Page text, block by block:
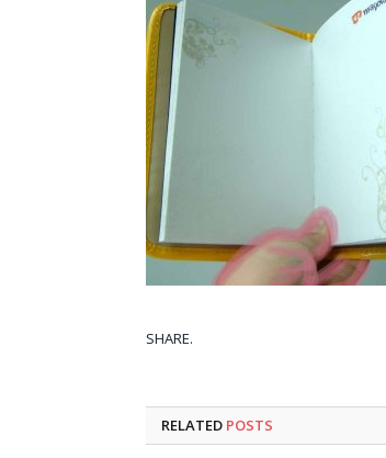
SHARE.
RELATED POSTS